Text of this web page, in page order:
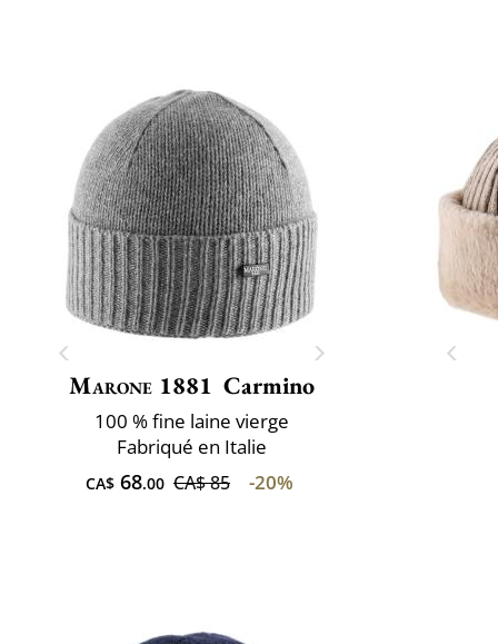
Marone 1881 Carmino
100 % fine laine vierge
Fabriqué en Italie
CA$ 68.00 CA$ 85 -20%